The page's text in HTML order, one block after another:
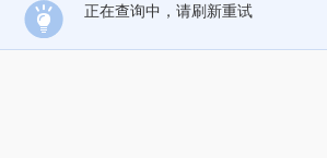
正在查询中，请刷新重试